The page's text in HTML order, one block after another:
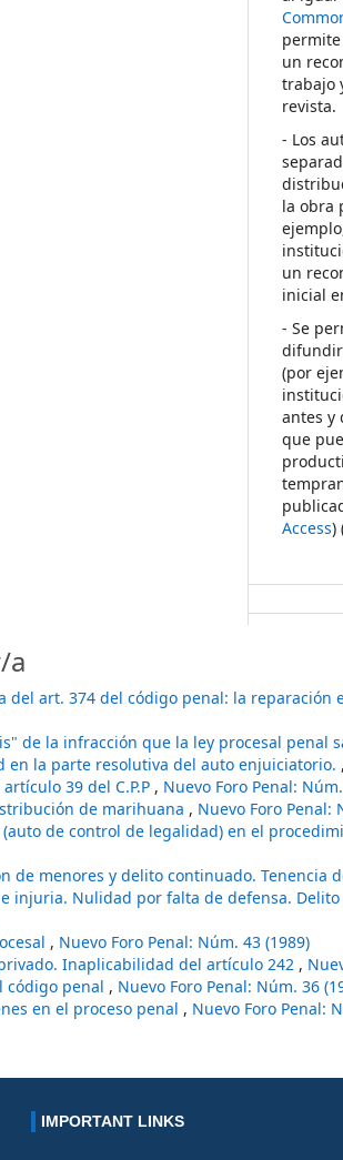
un
trabajo
revista.
- Los
la obra
un
inicial
- Se
(por
antes y
que
Access)
a
del art. 374 del código penal: la reparación
de la infracción que la ley procesal penal
en la parte resolutiva del auto enjuiciatorio. ,
39 del C.P.P , Nuevo Foro Penal:
de marihuana , Nuevo Foro Penal:
(auto de control de legalidad) en el
de menores y delito continuado. Tenencia
injuria. Nulidad por falta de defensa.
, Nuevo Foro Penal: Núm. 43 (1989)
Inaplicabilidad del artículo 242 ,
código penal , Nuevo Foro Penal: Núm. 36
en el proceso penal , Nuevo Foro Penal:
IMPORTANT LINKS